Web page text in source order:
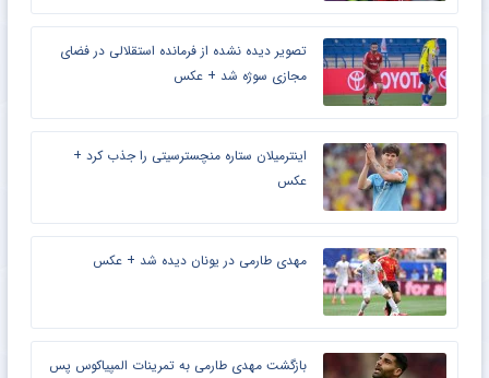
تصویر دیده نشده از فرمانده استقلالی در فضای
مجازی سوژه شد + عکس
اینترمیلان ستاره منچسترسیتی را جذب کرد +
عکس
مهدی طارمی در یونان دیده شد + عکس
بازگشت مهدی طارمی به تمرینات المپیاکوس پس